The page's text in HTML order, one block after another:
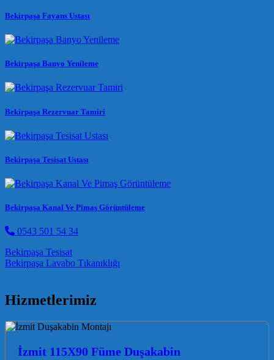
Bekirpaşa Fayans Ustası
Bekirpaşa Banyo Yenileme
Bekirpaşa Rezervuar Tamiri
Bekirpaşa Tesisat Ustası
Bekirpaşa Kanal Ve Pimaş Görüntüleme
0543 501 54 34
Post navigation
Bekirpaşa Tesisat
Bekirpaşa Lavabo Tıkanıklığı
Hizmetlerimiz
İzmit 115X90 Füme Duşakabin